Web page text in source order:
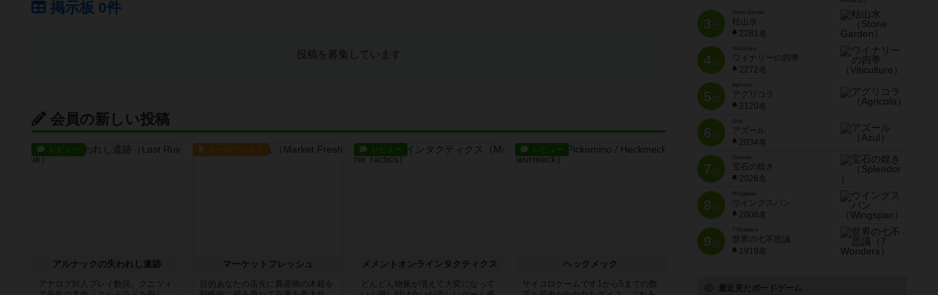
掲示板 0件
投稿を募集しています
会員の新しい投稿
レビュー
アルナックの失われし遺跡
アナログ対人プレイ数回。クニツィ
ルール/インスト
マーケットフレッシュ
目的あなたの店先に農産物の木箱を
レビュー
メメントオンラインタクティクス
どんどん物量が増えて大変になって
レビュー
ヘックメック
サイコロゲームです1から5までの数
3位
Stone Garden
枯山水
2281名
4位
Viticulture
ワイナリーの四季
2272名
5位
Agricola
アグリコラ
2120名
6位
Azul
アズール
2034名
7位
宝石の煌き
2028名
8位
Wingspan
ウイングスパン
2006名
9位
7 Wonders
世界の七不思議
1919名
最近見たボードゲーム